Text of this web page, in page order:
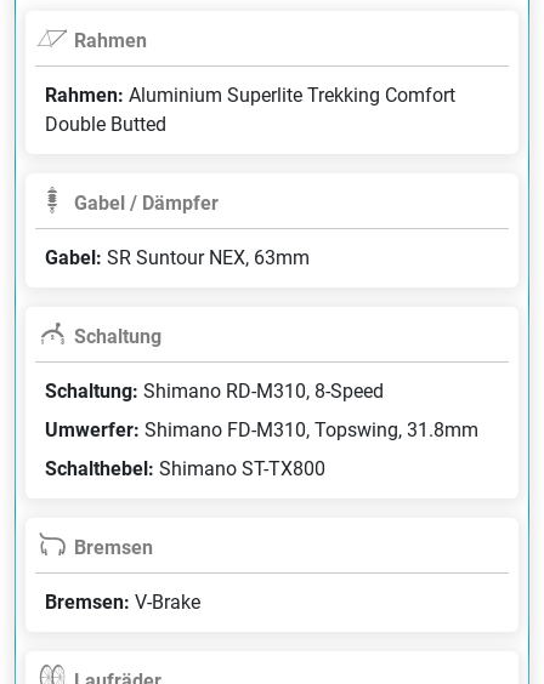
Rahmen
Rahmen: Aluminium Superlite Trekking Comfort
Double Butted
Gabel / Dämpfer
Gabel: SR Suntour NEX, 63mm
Schaltung
Schaltung: Shimano RD-M310, 8-Speed
Umwerfer: Shimano FD-M310, Topswing, 31.8mm
Schalthebel: Shimano ST-TX800
Bremsen
Bremsen: V-Brake